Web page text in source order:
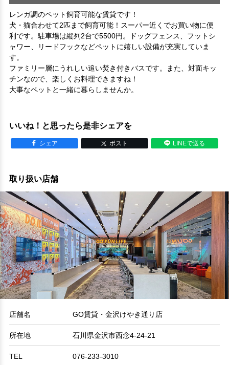
レンガ調のペット飼育可能な賃貸です！
犬・猫合わせて2匹まで飼育可能！スーパー近くでお買い物に便
利です。駐車場は縦列2台で5500円。ドッグフェンス、フットシ
ャワー、リードフックなどペットに嬉しい設備が充実していま
す。
ファミリー層にうれしい追い焚き付きバスです。また、対面キッ
チンなので、楽しくお料理できますね！
大事なペットと一緒に暮らしませんか。
いいね！と思ったら是非シェアを
シェア ポスト LINEで送る
取り扱い店舗
店舗名 GO賃貸・金沢けやき通り店
所在地 石川県金沢市西念4-24-21
TEL 076-233-3010